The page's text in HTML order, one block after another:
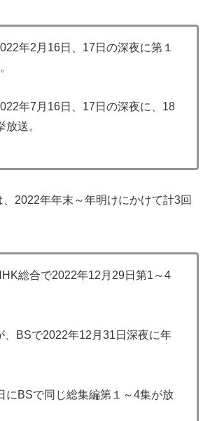
年2月16日、17日の深夜に第１
年7月16日、17日の深夜に、18
送。
2022年年末～年明けにかけて計3回
総合で2022年12月29日第1～4
BSで2022年12月31日深夜に年
BSで同じ総集編第１～4集が放